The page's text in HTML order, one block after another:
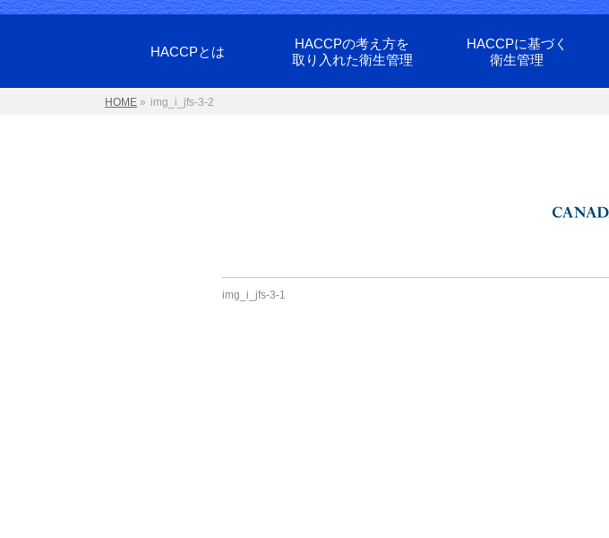
HACCPとは
HACCPの考え方を
取り入れた衛生管理
HACCPに基づく
衛生管理
HOME » img_i_jfs-3-2
img_i_jfs-3-1